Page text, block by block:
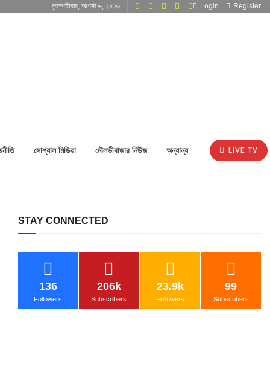
বৃহস্পতিবার, আগস্ট ৬, ২০২৬ Login Register
সোশ্যাল মিডিয়া মৌলভীবাজার নিউজ অন্যান্য LIVE TV
STAY CONNECTED
136
Followers
206k
Subscribers
23.9k
Followers
99
Subscribers